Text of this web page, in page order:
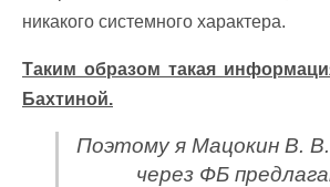
никакого системного характера.
Таким образом такая
Бахтиной.
Поэтому я Мацокин В. В.
через ФБ